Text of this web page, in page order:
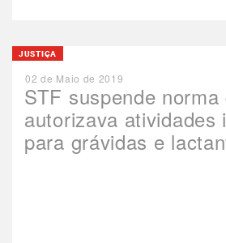
STF suspende norma
autorizava atividades
para grávidas e
JUSTIÇA
02 de Maio de 2019